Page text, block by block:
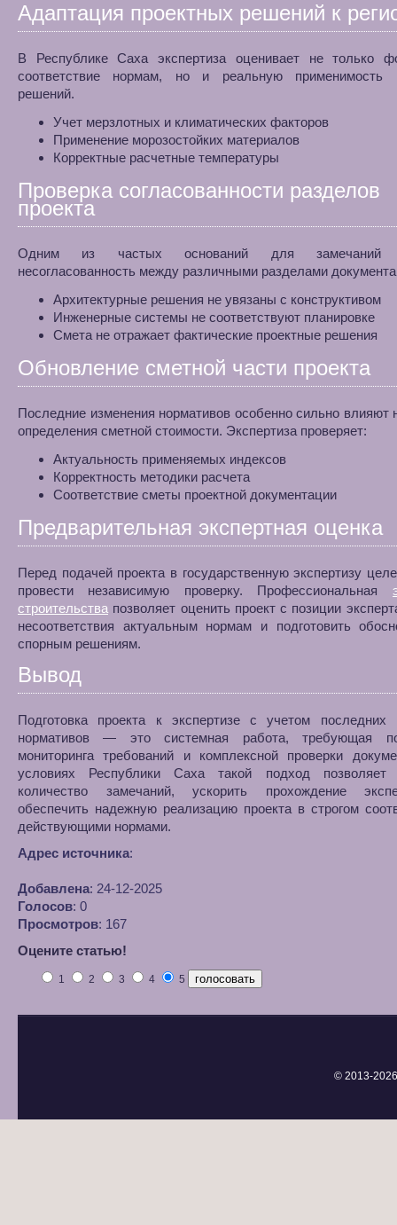
Адаптация проектных решений к
В Республике Саха экспертиза оценивает не только
соответствие нормам, но и реальную применимость
решений.
Учет мерзлотных и климатических факторов
Применение морозостойких материалов
Корректные расчетные температуры
Проверка согласованности разделов
проекта
Одним из частых оснований для замечаний
несогласованность между различными разделами
Архитектурные решения не увязаны с конструктивом
Инженерные системы не соответствуют планировке
Смета не отражает фактические проектные решения
Обновление сметной части проекта
Последние изменения нормативов особенно сильно влияют
определения сметной стоимости. Экспертиза проверяет:
Актуальность применяемых индексов
Корректность методики расчета
Соответствие сметы проектной документации
Предварительная экспертная оценка
Перед подачей проекта в государственную экспертизу
провести независимую проверку. Профессиональная
строительства позволяет оценить проект с позиции
несоответствия актуальным нормам и подготовить
спорным решениям.
Вывод
Подготовка проекта к экспертизе с учетом последних
нормативов — это системная работа, требующая
мониторинга требований и комплексной проверки
условиях Республики Саха такой подход позволяет
количество замечаний, ускорить прохождение
обеспечить надежную реализацию проекта в строгом
действующими нормами.
Адрес источника:
Добавлена: 24-12-2025
Голосов: 0
Просмотров: 167
Оцените статью!
1 2 3 4 5
© 2013-